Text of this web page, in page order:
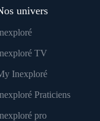
univers
TV
Inexploré
Praticiens
pro